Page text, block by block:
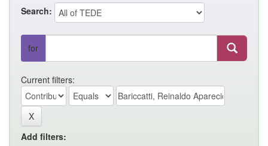
Search:
for
Current filters:
Add filters: